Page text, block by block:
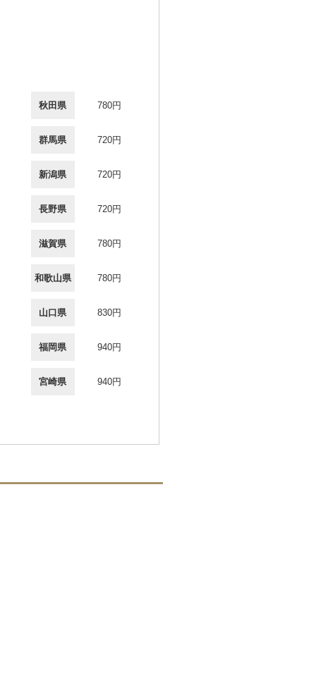
秋田県 780円
群馬県 720円
新潟県 720円
長野県 720円
滋賀県 780円
和歌山県 780円
山口県 830円
福岡県 940円
宮崎県 940円